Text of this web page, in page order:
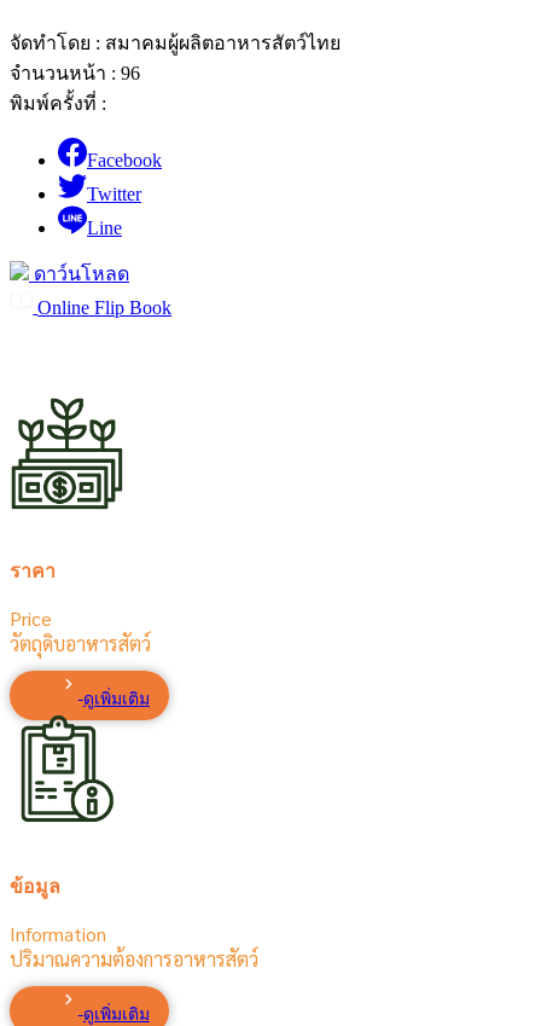
จัดทำโดย : สมาคมผู้ผลิตอาหารสัตว์ไทย
จำนวนหน้า : 96
พิมพ์ครั้งที่ :
Facebook
Twitter
Line
ดาว์นโหลด
Online Flip Book
ราคา
Price
วัตถุดิบอาหารสัตว์
ดูเพิ่มเติม
ข้อมูล
Information
ปริมาณความต้องการอาหารสัตว์
ดูเพิ่มเติม